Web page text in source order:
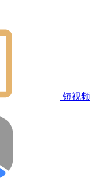
短视频